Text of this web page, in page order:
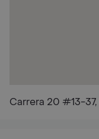
Carrera 20 #13-